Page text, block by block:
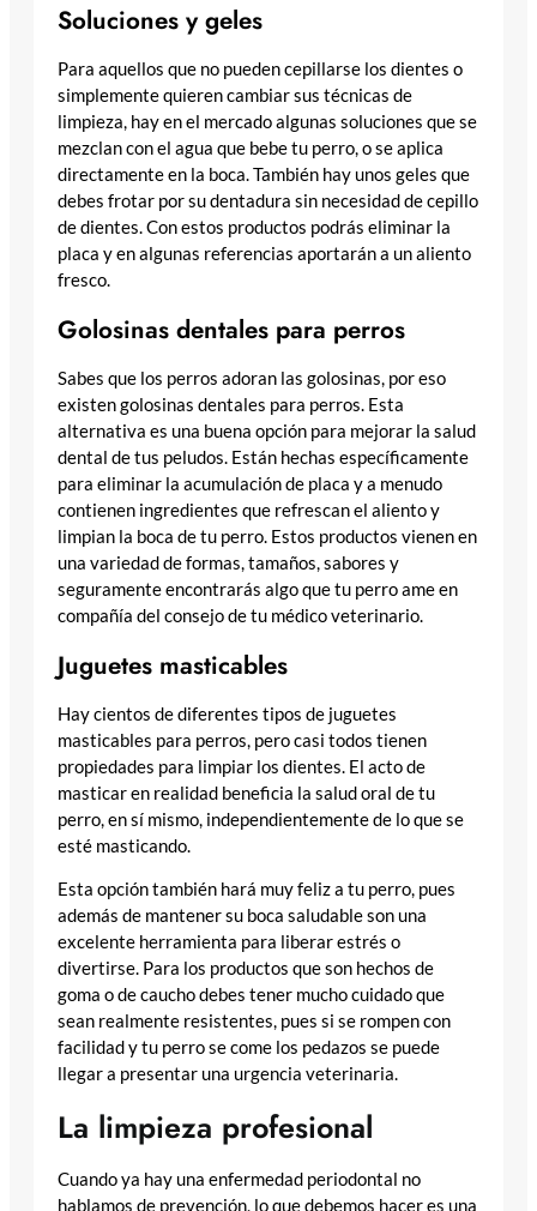
Soluciones y geles
Para aquellos que no pueden cepillarse los dientes o
simplemente quieren cambiar sus técnicas de
limpieza, hay en el mercado algunas soluciones que se
mezclan con el agua que bebe tu perro, o se aplica
directamente en la boca. También hay unos geles que
debes frotar por su dentadura sin necesidad de cepillo
de dientes. Con estos productos podrás eliminar la
placa y en algunas referencias aportarán a un aliento
fresco.
Golosinas dentales para perros
Sabes que los perros adoran las golosinas, por eso
existen golosinas dentales para perros. Esta
alternativa es una buena opción para mejorar la salud
dental de tus peludos. Están hechas específicamente
para eliminar la acumulación de placa y a menudo
contienen ingredientes que refrescan el aliento y
limpian la boca de tu perro. Estos productos vienen en
una variedad de formas, tamaños, sabores y
seguramente encontrarás algo que tu perro ame en
compañía del consejo de tu médico veterinario.
Juguetes masticables
Hay cientos de diferentes tipos de juguetes
masticables para perros, pero casi todos tienen
propiedades para limpiar los dientes. El acto de
masticar en realidad beneficia la salud oral de tu
perro, en sí mismo, independientemente de lo que se
esté masticando.
Esta opción también hará muy feliz a tu perro, pues
además de mantener su boca saludable son una
excelente herramienta para liberar estrés o
divertirse. Para los productos que son hechos de
goma o de caucho debes tener mucho cuidado que
sean realmente resistentes, pues si se rompen con
facilidad y tu perro se come los pedazos se puede
llegar a presentar una urgencia veterinaria.
La limpieza profesional
Cuando ya hay una enfermedad periodontal no
hablamos de prevención, lo que debemos hacer es una